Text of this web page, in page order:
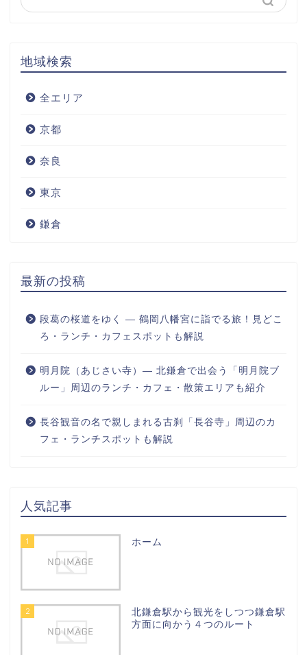
地域検索
全エリア
京都
奈良
東京
鎌倉
最新の投稿
段葛の桜道をゆく ― 鶴岡八幡宮に詣でる旅！見どこ
ろ・ランチ・カフェスポットも解説
明月院（あじさい寺）― 北鎌倉で出会う「明月院ブ
ルー」周辺のランチ・カフェ・散策エリアも紹介
長谷観音の名で親しまれる古刹「長谷寺」周辺のカ
フェ・ランチスポットも解説
人気記事
1 ホーム
2
北鎌倉駅から観光をしつつ鎌倉駅
方面に向かう４つのルート